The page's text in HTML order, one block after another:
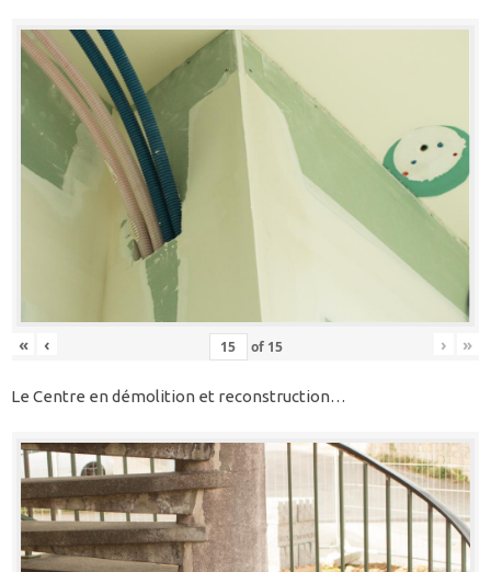
« ‹ of 15 › »
Le Centre en démolition et reconstruction…